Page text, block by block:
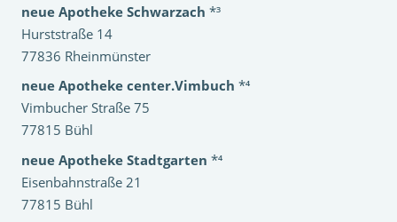
neue Apotheke Schwarzach *³
Hurststraße 14
77836 Rheinmünster
neue Apotheke center.Vimbuch *⁴
Vimbucher Straße 75
77815 Bühl
neue Apotheke Stadtgarten *⁴
Eisenbahnstraße 21
77815 Bühl